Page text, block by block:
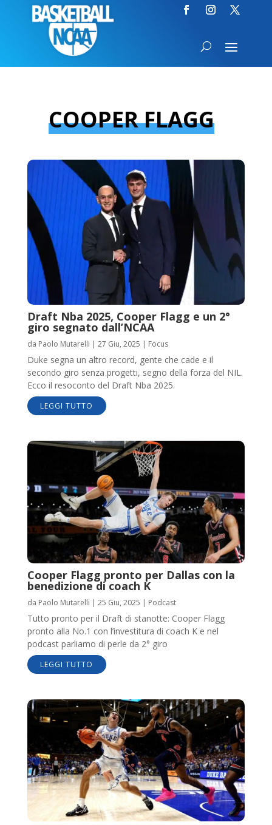
COOPER FLAGG
Draft Nba 2025, Cooper Flagg e un 2°
giro segnato dall’NCAA
da Paolo Mutarelli | 27 Giu, 2025 | Focus
Duke segna un altro record, gente che cade e il
secondo giro senza progetti, segno della forza del NIL.
Ecco il resoconto del Draft Nba 2025.
LEGGI TUTTO
Cooper Flagg pronto per Dallas con la
benedizione di coach K
da Paolo Mutarelli | 25 Giu, 2025 | Podcast
Tutto pronto per il Draft di stanotte: Cooper Flagg
pronto alla No.1 con l’investitura di coach K e nel
podcast parliamo di perle da 2° giro
LEGGI TUTTO